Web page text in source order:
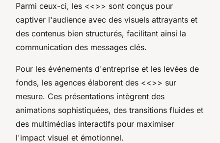
Parmi ceux-ci, les <<>> sont conçus pour
captiver l'audience avec des visuels attrayants et
des contenus bien structurés, facilitant ainsi la
communication des messages clés.
Pour les événements d'entreprise et les levées de
fonds, les agences élaborent des <<>> sur
mesure. Ces présentations intègrent des
animations sophistiquées, des transitions fluides et
des multimédias interactifs pour maximiser
l'impact visuel et émotionnel.